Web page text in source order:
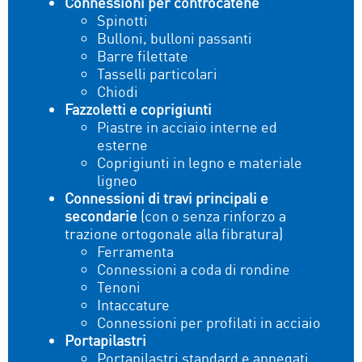
Spinotti
Bulloni, bulloni passanti
Barre filettate
Tasselli particolari
Chiodi
Fazzoletti e coprigiunti
Piastre in acciaio interne ed
esterne
Coprigiunti in legno e materiale
ligneo
Connessioni di travi principali e
secondarie (con o senza rinforzo a
trazione ortogonale alla fibratura)
Ferramenta
Connessioni a coda di rondine
Tenoni
Intaccature
Connessioni per profilati in acciaio
Portapilastri
Portapilastri standard e annegati